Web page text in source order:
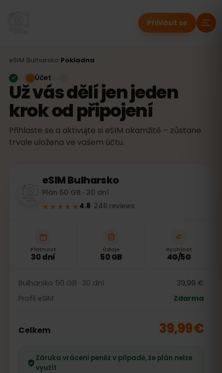
Přihlásit se
eSIM Bulharsko Pokladna
Už vás dělí jen jeden
krok od připojení
Přihlaste se a aktivujte si eSIM okamžitě – zůstane
trvale uložena ve vašem účtu.
Účet
eSIMBulharsko
Plán 50 GB · 30 dní
★★★★★ 4.8· 248 reviews
Platnost
30 dní
Údaje
50 GB
Rychlost
4G/5G
Bulharsko 50 GB · 30 dní
39,99 €
Profil eSIM
Zdarma
Celkem 39,99 €
Záruka vrácení peněz v případě, že plán nelze
využít